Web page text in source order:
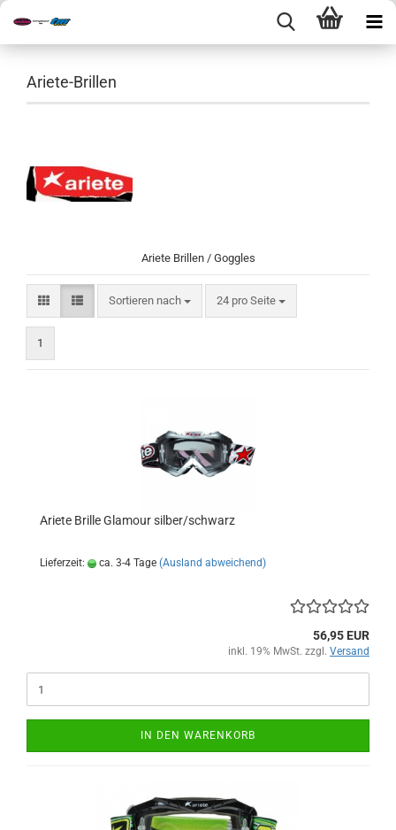
Ariete-Brillen
Ariete Brillen / Goggles
Sortieren nach
Sortieren nach 24 pro Seite
pro Seite
1
Ariete Brille Glamour silber/schwarz
Lieferzeit: ca. 3-4 Tage (Ausland abweichend)
56,95 EUR
inkl. 19% MwSt. zzgl. Versand
IN DEN WARENKORB